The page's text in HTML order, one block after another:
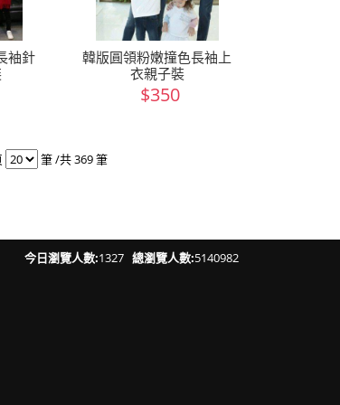
袖針
韓版圓領粉嫩撞色長袖上
衣親子裝
$350
筆 /共 369 筆
今日瀏覽人數:1327 總瀏覽人數:5140982